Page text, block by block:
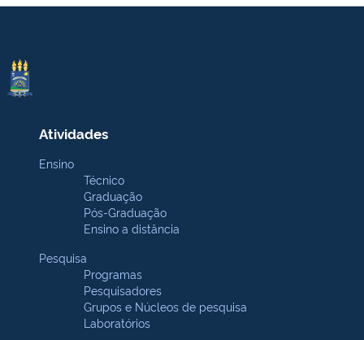
Atividades
Ensino
Técnico
Graduação
Pós-Graduação
Ensino a distância
Pesquisa
Programas
Pesquisadores
Grupos e Núcleos de pesquisa
Laboratórios